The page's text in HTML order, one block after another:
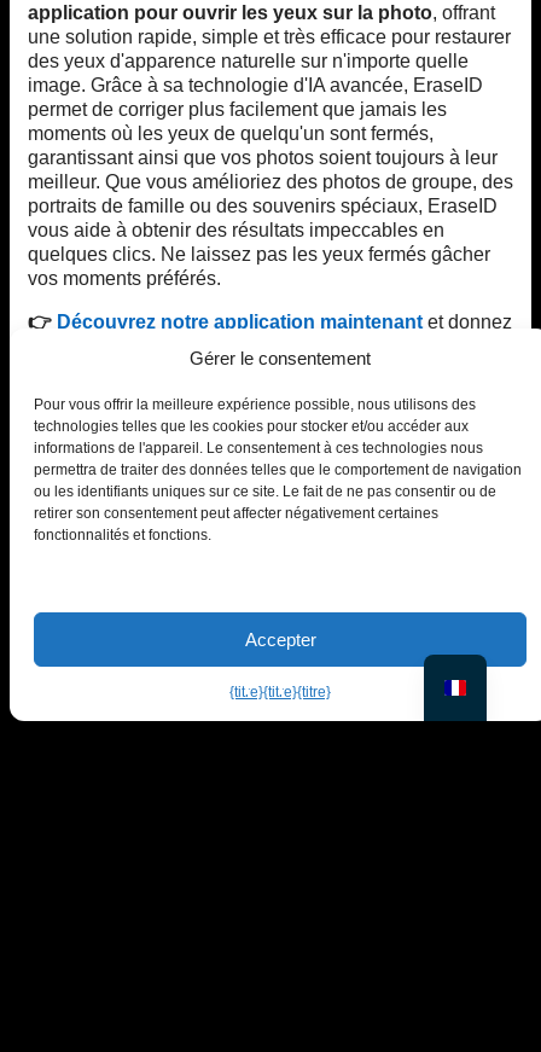
Gérer le consentement
Pour vous offrir la meilleure expérience possible, nous utilisons des
technologies telles que les cookies pour stocker et/ou accéder aux
informations de l'appareil. Le consentement à ces technologies nous
permettra de traiter des données telles que le comportement de navigation
ou les identifiants uniques sur ce site. Le fait de ne pas consentir ou de
retirer son consentement peut affecter négativement certaines
fonctionnalités et fonctions.
Accepter
{titre}{titre}{titre}
application pour ouvrir les yeux sur la photo, offrant
une solution rapide, simple et très efficace pour restaurer
des yeux d'apparence naturelle sur n'importe quelle
image. Grâce à sa technologie d'IA avancée, EraseID
permet de corriger plus facilement que jamais les
moments où les yeux de quelqu'un sont fermés,
garantissant ainsi que vos photos soient toujours à leur
meilleur. Que vous amélioriez des photos de groupe, des
portraits de famille ou des souvenirs spéciaux, EraseID
vous aide à obtenir des résultats impeccables en
quelques clics. Ne laissez pas les yeux fermés gâcher
vos moments préférés.
👉 Découvrez notre application maintenantet donnez
Essayez EraseID gratuitement
Lakeside Park B01a, 9020 Klagenfurt, Autriche
office@piktid.com